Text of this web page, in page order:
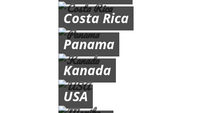
Costa Rica
Panama
Kanada
USA